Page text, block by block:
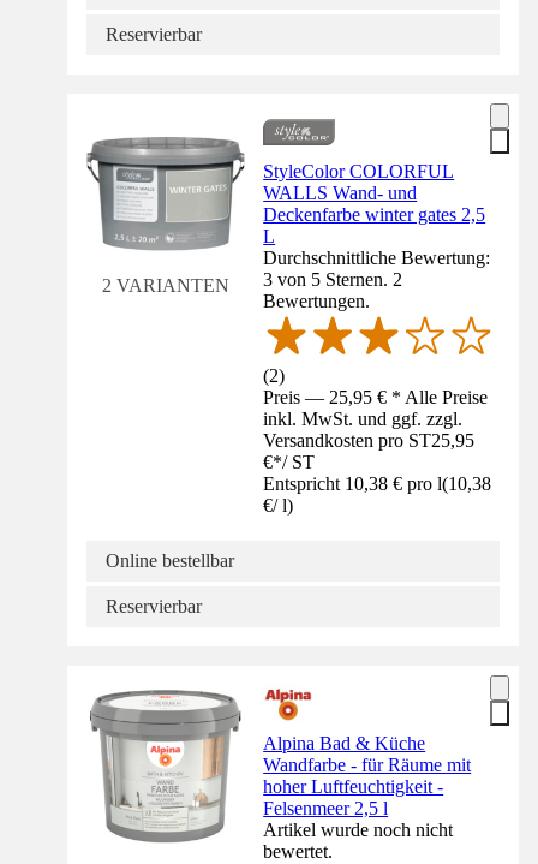
Reservierbar
2 VARIANTEN
StyleColor COLORFUL
WALLS Wand- und
Deckenfarbe winter gates 2,5
L
Durchschnittliche Bewertung:
3 von 5 Sternen. 2
Bewertungen.
(2)
Preis — 25,95 € * Alle Preise
inkl. MwSt. und ggf. zzgl.
Versandkosten pro ST25,95
€*/ ST
Entspricht 10,38 € pro l(10,38
€/ l)
Online bestellbar
Reservierbar
Alpina Bad & Küche
Wandfarbe - für Räume mit
hoher Luftfeuchtigkeit -
Felsenmeer 2,5 l
Artikel wurde noch nicht
bewertet.